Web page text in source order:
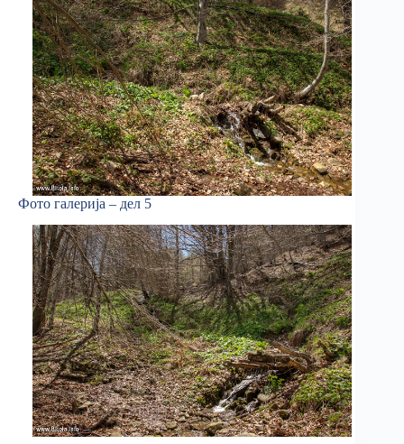
Фото галерија – дел 5